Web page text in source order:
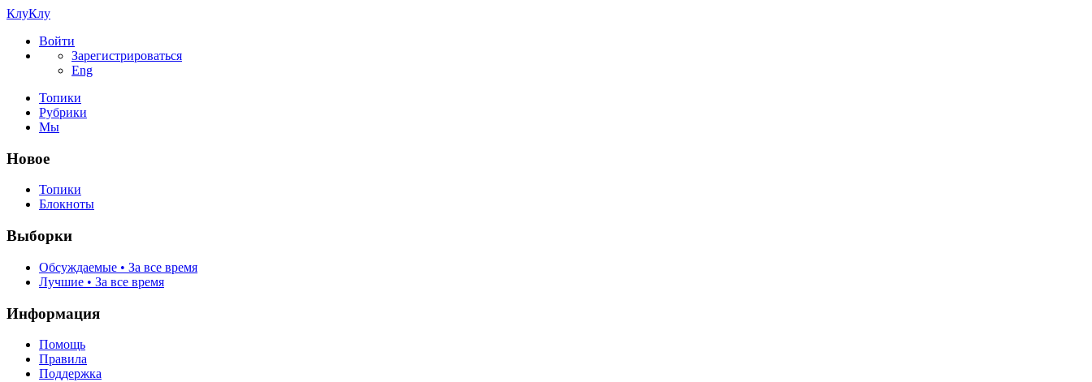
КлуКлу
Войти
Зарегистрироваться
Eng
Топики
Рубрики
Мы
Новое
Топики
Блокноты
Выборки
Обсуждаемые • За все время
Лучшие • За все время
Информация
Помощь
Правила
Поддержка